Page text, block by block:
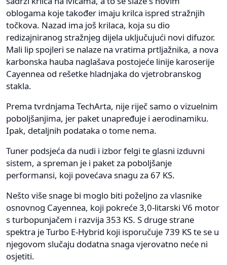
oblogama koje također imaju krilca ispred stražnjih
točkova. Nazad ima još krilaca, koja su dio
redizajniranog stražnjeg dijela uključujući novi difuzor.
Mali lip spojleri se nalaze na vratima prtljažnika, a nova
karbonska hauba naglašava postojeće linije karoserije
Cayennea od rešetke hladnjaka do vjetrobranskog
stakla.
Prema tvrdnjama TechArta, nije riječ samo o vizuelnim
poboljšanjima, jer paket unapređuje i aerodinamiku.
Ipak, detaljnih podataka o tome nema.
Tuner podsjeća da nudi i izbor felgi te glasni izduvni
sistem, a spreman je i paket za poboljšanje
performansi, koji povećava snagu za 67 KS.
Nešto više snage bi moglo biti poželjno za vlasnike
osnovnog Cayennea, koji pokreće 3,0-litarski V6 motor
s turbopunjačem i razvija 353 KS. S druge strane
spektra je Turbo E-Hybrid koji isporučuje 739 KS te se u
njegovom slučaju dodatna snaga vjerovatno neće ni
osjetiti.